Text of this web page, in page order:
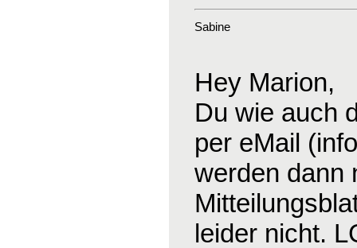
Sabine
Hey Marion,
Du wie auch
per eMail
werden dann
leider nicht.